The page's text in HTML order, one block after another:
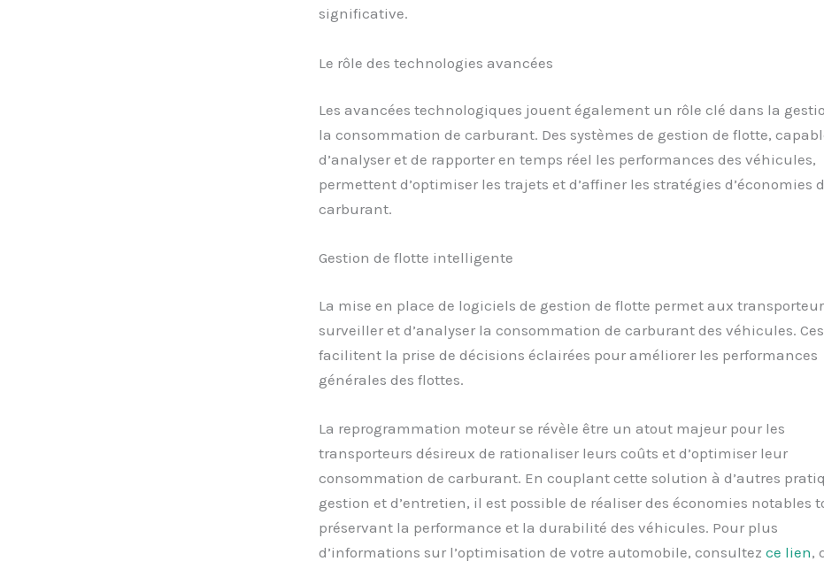
significative.
Le rôle des technologies avancées
Les avancées technologiques jouent également un rôle clé dans la
la consommation de carburant. Des systèmes de gestion de flotte,
d’analyser et de rapporter en temps réel les performances des véhicules,
permettent d’optimiser les trajets et d’affiner les stratégies d’économies
carburant.
Gestion de flotte intelligente
La mise en place de logiciels de gestion de flotte permet aux
surveiller et d’analyser la consommation de carburant des véhicules.
facilitent la prise de décisions éclairées pour améliorer les performances
générales des flottes.
La reprogrammation moteur se révèle être un atout majeur pour les
transporteurs désireux de rationaliser leurs coûts et d’optimiser leur
consommation de carburant. En couplant cette solution à d’autres
gestion et d’entretien, il est possible de réaliser des économies notables
préservant la performance et la durabilité des véhicules. Pour plus
d’informations sur l’optimisation de votre automobile, consultez ce lien,